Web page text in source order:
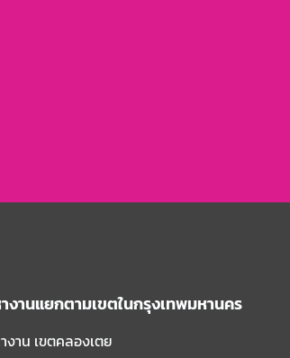
งานแยกตามเขตในกรุงเทพมหานคร
งาน เขตคลองเตย